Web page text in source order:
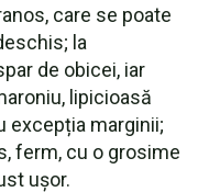
care se poate
la
de obicei, iar
lipicioasă
excepția marginii;
ferm, cu o grosime
ușor.